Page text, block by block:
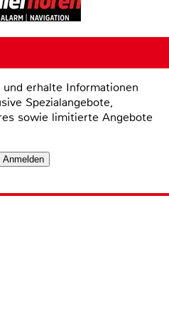
erhalte Informationen
Spezialangebote,
sowie limitierte Angebote